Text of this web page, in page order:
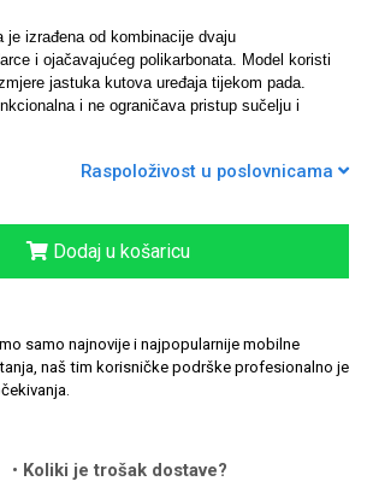
izrađena od kombinacije dvaju
i ojačavajućeg polikarbonata. Model koristi
jastuka kutova uređaja tijekom pada.
i ne ograničava pristup sučelju i
Raspoloživost u poslovnicama
Dodaj u košaricu
samo najnovije i najpopularnije mobilne
naš tim korisničke podrške profesionalno je
Koliki je trošak dostave?